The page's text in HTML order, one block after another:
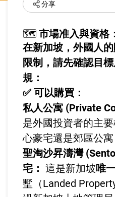
分享
🗺️ 市場准入與資格
在新加坡，外國人
限制，請先確認目
規：
✅ 可以購買：
私人公寓 (Private
是外國投資者的主
心豪宅還是郊區公寓
聖淘沙昇濤灣
宅： 這是新加坡唯
墅（Landed